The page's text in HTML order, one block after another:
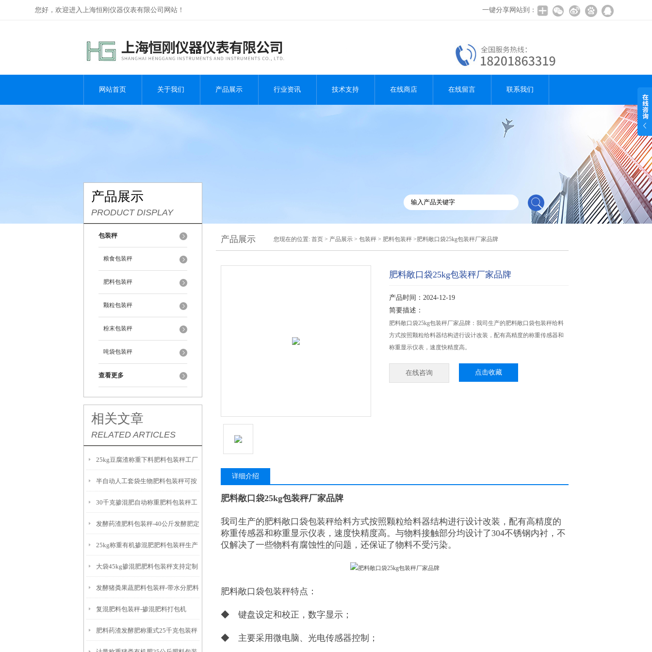
您好，欢迎进入上海恒刚仪器仪表有限公司网站！ 一键分享网站到：
网站首页 关于我们 产品展示 行业资讯 技术支持 在线商店 在线留言 联系我们
产品展示
PRODUCT DISPLAY
包装秤
粮食包装秤
肥料包装秤
颗粒包装秤
粉末包装秤
吨袋包装秤
查看更多
相关文章
RELATED ARTICLES
25kg豆腐渣称重下料肥料包装秤工厂
生产
半自动人工套袋生物肥料包装秤可按
需定制
30千克掺混肥自动称重肥料包装秤工
厂生产
发酵药渣肥料包装秤-40公斤发酵肥定
量打包机厂家
25kg称重有机掺混肥肥料包装秤生产
厂家
大袋45kg掺混肥肥料包装秤支持定制
发酵猪粪果蔬肥料包装秤-带水分肥料
包装机
复混肥料包装秤-掺混肥料打包机
肥料药渣发酵肥称重式25千克包装秤
产品展示 您现在的位置: 首页 > 产品展示 > 包装秤 > 肥料包装秤 >肥料敞口袋25kg包装秤厂家品牌
肥料敞口袋25kg包装秤厂家品牌
产品时间：2024-12-19
简要描述：
肥料敞口袋25kg包装秤厂家品牌：我司生产的肥料敞口袋包装秤​给料
方式按照颗粒给料器结构进行设计改装，配有高精度的称重传感器和
称重显示仪表，速度快精度高。
在线咨询 点击收藏
详细介绍
肥料敞口袋25kg包装秤厂家品牌
我司生产的肥料敞口袋包装秤给料方式按照颗粒给料器结构进行设计改装，配有高精度的
称重传感器和称重显示仪表，速度快精度高。与物料接触部分均设计了304不锈钢内衬，不
仅解决了一些物料有腐蚀性的问题，还保证了物料不受污染。
肥料敞口袋包装秤特点：
◆ 键盘设定和校正，数字显示；
◆ 主要采用微电脑、光电传感器控制；